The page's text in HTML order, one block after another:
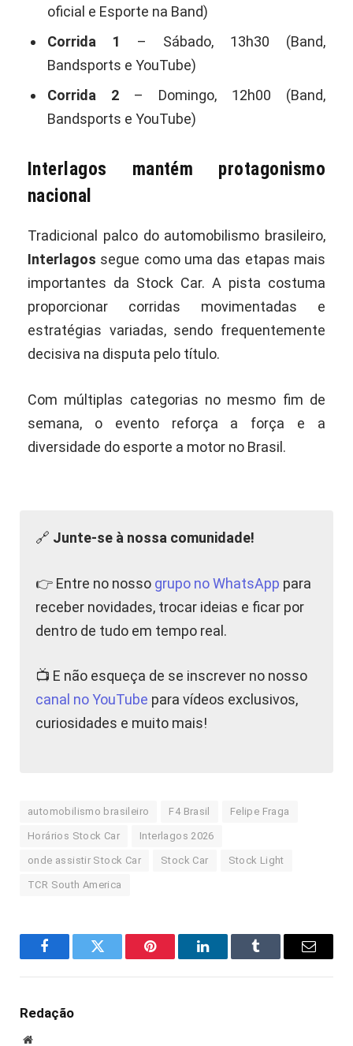
oficial e Esporte na Band)
Corrida 1
– Sábado, 13h30 (Band,
Bandsports e YouTube)
Corrida 2 – Domingo, 12h00 (Band,
Bandsports e YouTube)
Interlagos mantém protagonismo
nacional
Tradicional palco do automobilismo brasileiro,
Interlagos segue como uma das etapas mais
importantes da Stock Car. A pista costuma
proporcionar corridas movimentadas e
estratégias variadas, sendo frequentemente
decisiva na disputa pelo título.
Com múltiplas categorias no mesmo fim de
semana, o evento reforça a força e a
diversidade do esporte a motor no Brasil.
🔗 Junte-se à nossa comunidade!
👉 Entre no nosso grupo no WhatsApp para
receber novidades, trocar ideias e ficar por
dentro de tudo em tempo real.
📺 E não esqueça de se inscrever no nosso
canal no YouTube para vídeos exclusivos,
curiosidades e muito mais!
automobilismo brasileiro F4 Brasil Felipe Fraga
Horários Stock Car Interlagos 2026
onde assistir Stock Car Stock Car Stock Light
TCR South America
FacebookTwitter Pinterest LinkedInTumblr
E-
Redação
Site